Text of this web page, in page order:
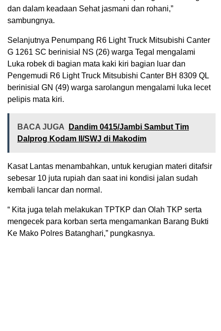
dan dalam keadaan Sehat jasmani dan rohani,”
sambungnya.
Selanjutnya Penumpang R6 Light Truck Mitsubishi Canter
G 1261 SC berinisial NS (26) warga Tegal mengalami
Luka robek di bagian mata kaki kiri bagian luar dan
Pengemudi R6 Light Truck Mitsubishi Canter BH 8309 QL
berinisial GN (49) warga sarolangun mengalami luka lecet
pelipis mata kiri.
BACA JUGA
Dandim 0415/Jambi Sambut Tim
Dalprog Kodam ll/SWJ di Makodim
Kasat Lantas menambahkan, untuk kerugian materi ditafsir
sebesar 10 juta rupiah dan saat ini kondisi jalan sudah
kembali lancar dan normal.
“ Kita juga telah melakukan TPTKP dan Olah TKP serta
mengecek para korban serta mengamankan Barang Bukti
Ke Mako Polres Batanghari,” pungkasnya.